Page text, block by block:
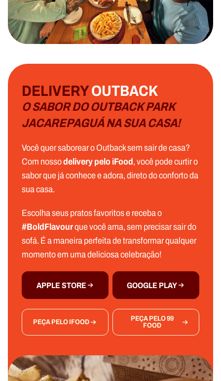
DELIVERYOUTBACK
O SABOR DO OUTBACK PARK
JACAREPAGUÁ NA SUA CASA!
Você quer saborear o Outback sem sair de casa?
Com nossodelivery pelo iFood, você pode curtir o
sabor que já conhece e adora, direto do conforto da
sua casa.
Escolha seus pratos favoritos e receba o
#BoldFlavourque você ama, sem precisar sair do
sofá. É a maneira perfeita de transformar qualquer
momento em uma deliciosa celebração!
APPLE STORE GOOGLE PLAY
PEÇA PELO IFOOD PEÇA PELO 99
FOOD